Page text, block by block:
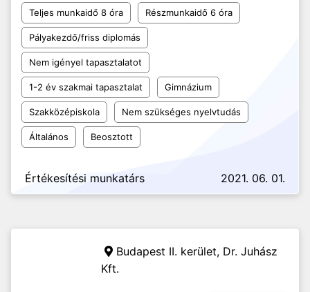
Teljes munkaidő 8 óra Részmunkaidő 6 óra
Pályakezdő/friss diplomás
Nem igényel tapasztalatot
1-2 év szakmai tapasztalat Gimnázium
Szakközépiskola Nem szükséges nyelvtudás
Általános Beosztott
Értékesítési munkatárs 2021. 06. 01.
Budapest II. kerület, Dr. Juhász
Kft.